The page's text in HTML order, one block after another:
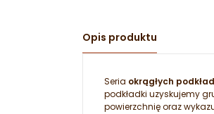
Opis produktu
Seria okrągłych
podkładki uzyskujemy
powierzchnię oraz